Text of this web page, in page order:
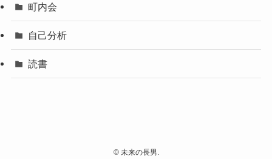
町内会
自己分析
読書
©未来の長男.